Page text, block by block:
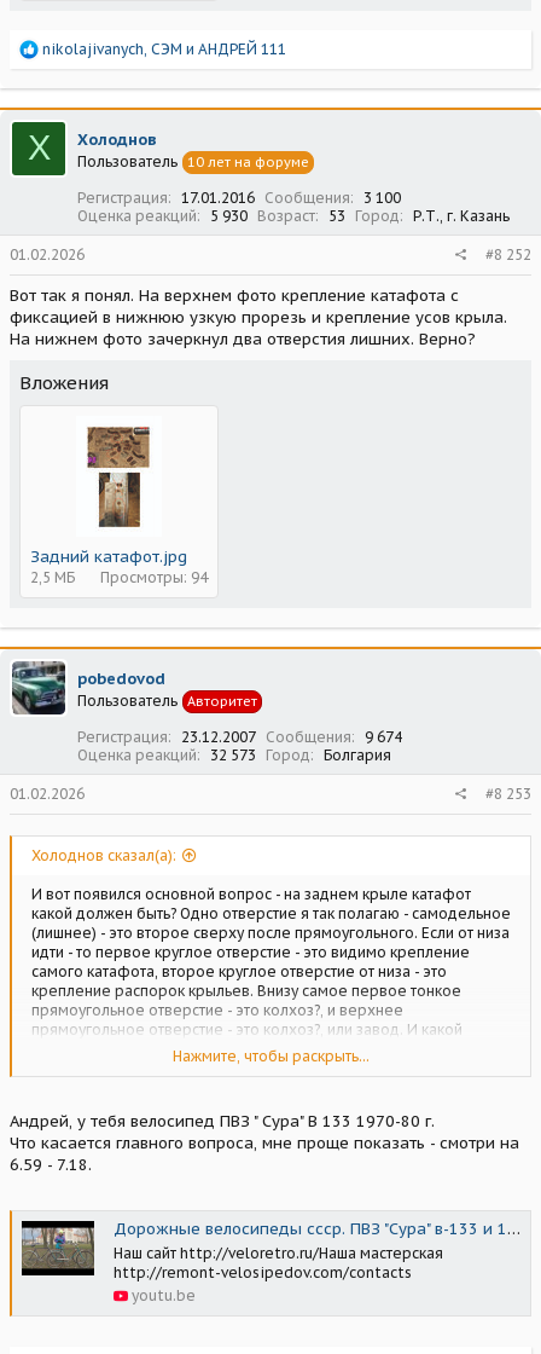
Р
а
к
ц
и
и
nikolajivanych СЭМ и АНДРЕЙ 111
Х Холоднов
Пользователь 10 лет на форуме
Регистрация 17.01.2016 Сообщения
3 100
Оценка реакций
5 930 Возраст 53 Город Р.Т., г. Казань
01.02.2026 #8 252
Вот так я понял. На верхнем фото крепление катафота с
фиксацией в нижнюю узкую прорезь и крепление усов крыла.
На нижнем фото зачеркнул два отверстия лишних. Верно?
Вложения
Задний катафот.jpg
2,5 МБ Просмотры: 94
pobedovod
Пользователь Авторитет
Регистрация 23.12.2007 Сообщения
9 674
Оценка реакций
32 573 Город Болгария
01.02.2026 #8 253
Холоднов сказал(а):
И вот появился основной вопрос - на заднем крыле катафот
какой должен быть? Одно отверстие я так полагаю - самодельное
(лишнее) - это второе сверху после прямоугольного. Если от низа
идти - то первое круглое отверстие - это видимо крепление
самого катафота, второе круглое отверстие от низа - это
крепление распорок крыльев. Внизу самое первое тонкое
прямоугольное отверстие - это колхоз?, и верхнее
прямоугольное отверстие - это колхоз?, или завод. И какой
фонарик-катафот там "должён" стоять по Фен-Шую? кстати года
выпуска ни на раме ни на вилке задней не нашёл. Странно, только
Нажмите, чтобы раскрыть...
Андрей, у тебя велосипед ПВЗ " Сура" В 133 1970-80 г.
Что касается главного вопроса, мне проще показать - смотри на
6.59 - 7.18.
Дорожные велосипеды ссср. ПВЗ "Сура" в-133 и 111-512
Наш сайт http://veloretro.ru/Наша мастерская
http://remont-velosipedov.com/contacts
youtu.be